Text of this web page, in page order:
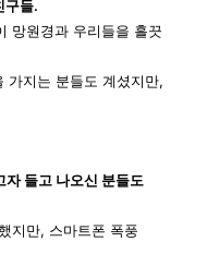
구들.
망원경과 우리들을 흘끗
가지는 분들도 계셨지만,
자 들고 나오신 분들도
지만, 스마트폰 폭풍